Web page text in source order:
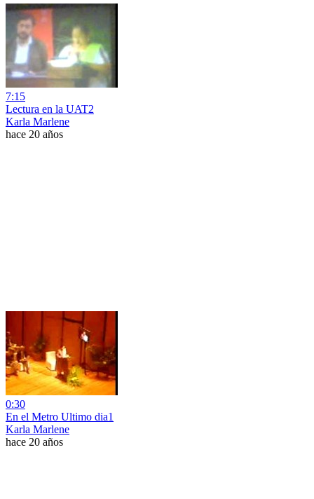
7:15
Lectura en la UAT2
Karla Marlene
hace 20 años
0:30
En el Metro Ultimo dia1
Karla Marlene
hace 20 años